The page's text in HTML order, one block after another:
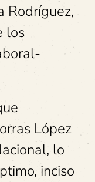
Rodríguez,
los
López
lo
inciso